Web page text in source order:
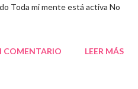
Toda mi mente está activa No
COMENTARIO LEER MÁS